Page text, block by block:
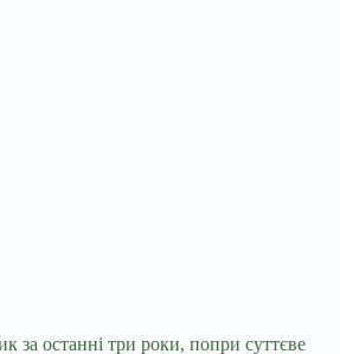
за останні три роки, попри суттєве